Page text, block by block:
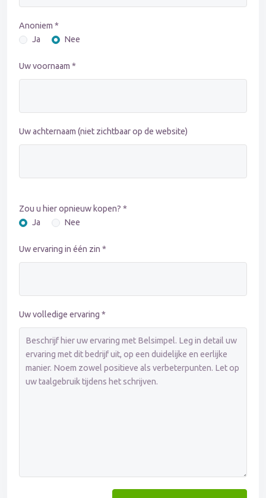
Anoniem *
Ja
Nee
Uw voornaam *
Uw achternaam (niet zichtbaar op de website)
Zou u hier opnieuw kopen? *
Ja
Nee
Uw ervaring in één zin *
Uw volledige ervaring *